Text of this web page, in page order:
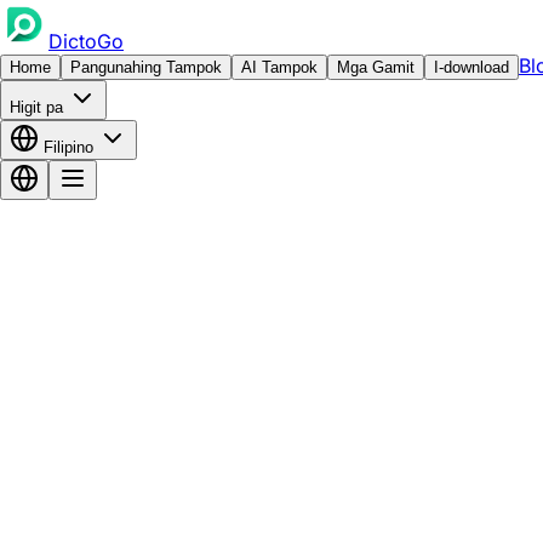
DictoGo
Home Pangunahing Tampok AI Tampok Mga Gamit I-download
Higit pa
Filipino